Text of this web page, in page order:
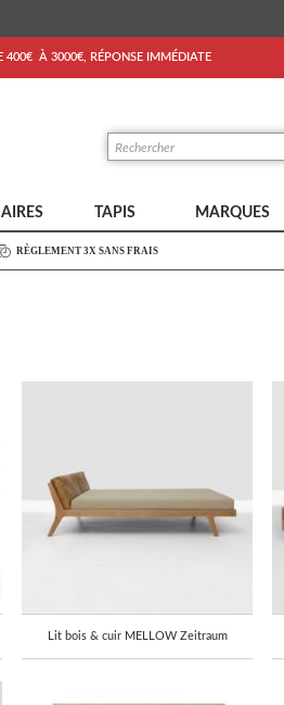
400€ À 3000€, RÉPONSE IMMÉDIATE
TAPIS MARQUES
RÈGLEMENT 3X SANS FRAIS
Lit bois & cuir MELLOW Zeitraum